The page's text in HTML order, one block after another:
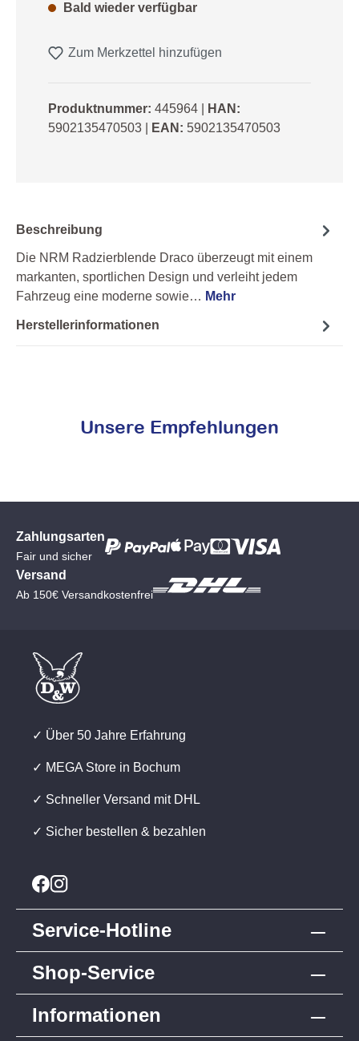
Bald wieder verfügbar
Zum Merkzettel hinzufügen
Produktnummer: 445964
HAN:
5902135470503
EAN: 5902135470503
Beschreibung
Die NRM Radzierblende Draco überzeugt mit einem
markanten, sportlichen Design und verleiht jedem
Fahrzeug eine moderne sowie… Mehr
Herstellerinformationen
Unsere Empfehlungen
Zahlungsarten
Fair und sicher
Versand
Ab 150€ Versandkostenfrei
✓ Über 50 Jahre Erfahrung
✓ MEGA Store in Bochum
✓ Schneller Versand mit DHL
✓ Sicher bestellen & bezahlen
Service-Hotline
Shop-Service
Informationen